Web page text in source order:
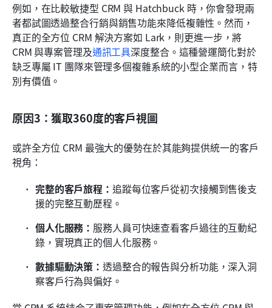
例如，在比較敏捷型 CRM 與 Hatchbuck 時，你會發現兩
者都試圖透過整合行銷與銷售功能來降低複雜性。然而，
真正的全方位 CRM 解決方案如 Lark，則更進一步，將
CRM 與專案管理及通訊工具深度整合。這種營運簡化對於
缺乏專屬 IT 團隊來管理多個複雜系統的小型企業而言，特
別有價值。
原因3：獲取360度的客戶視圖
或許全方位 CRM 最強大的優勢在於其能夠提供統一的客戶
視角：
完整的客戶旅程： 追蹤每位客戶從初次接觸到售後支
援的完整互動歷程。
個人化服務： 服務人員可快速查看客戶過往的互動紀
錄，實現真正的個人化服務。
數據驅動決策：透過整合的報告與分析功能，深入洞
察客戶行為與偏好。